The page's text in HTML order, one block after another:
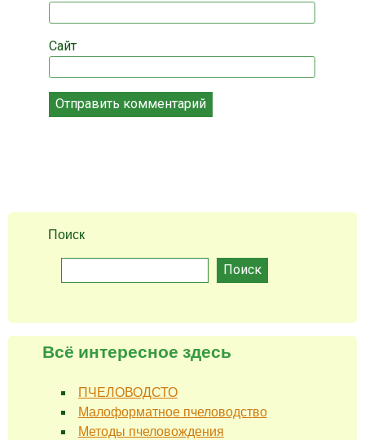
Сайт
Поиск
Поиск
Всё интересное здесь
ПЧЕЛОВОДСТО
Малоформатное пчеловодство
Методы пчеловождения